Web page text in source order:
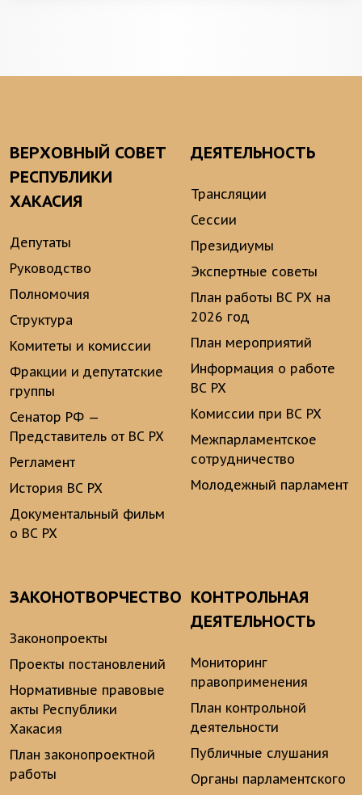
ВЕРХОВНЫЙ СОВЕТ
РЕСПУБЛИКИ
ХАКАСИЯ
Депутаты
Руководство
Полномочия
Структура
Комитеты и комиссии
Фракции и депутатские
группы
Сенатор РФ —
Представитель от ВС РХ
Регламент
История ВС РХ
Документальный фильм
о ВС РХ
ДЕЯТЕЛЬНОСТЬ
Трансляции
Сессии
Президиумы
Экспертные советы
План работы ВС РХ на
2026 год
План мероприятий
Информация о работе
ВС РХ
Комиссии при ВС РХ
Межпарламентское
сотрудничество
Молодежный парламент
ЗАКОНОТВОРЧЕСТВО
Законопроекты
Проекты постановлений
Нормативные правовые
акты Республики
Хакасия
План законопроектной
работы
КОНТРОЛЬНАЯ
ДЕЯТЕЛЬНОСТЬ
Мониторинг
правоприменения
План контрольной
деятельности
Публичные слушания
Органы парламентского